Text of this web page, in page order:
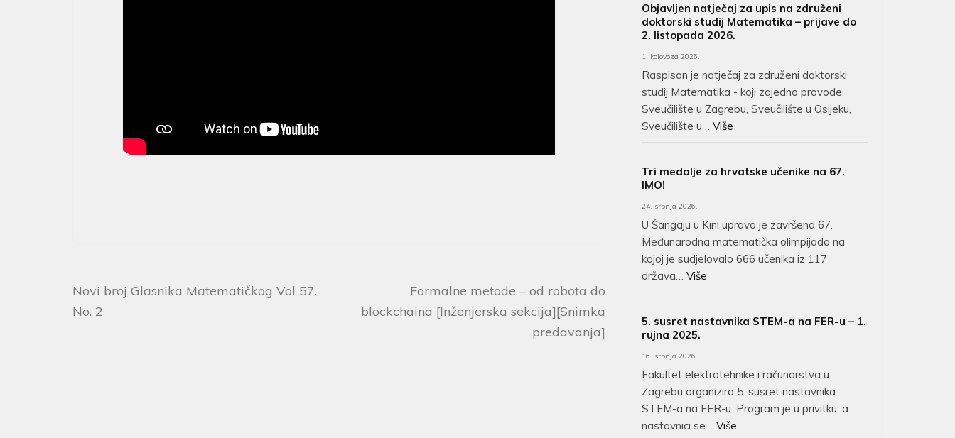
Novi broj Glasnika Matematičkog Vol 57.
No. 2
Formalne metode – od robota do
blockchaina [Inženjerska sekcija][Snimka
predavanja]
Objavljen natječaj za upis na združeni
doktorski studij Matematika – prijave do
2. listopada 2026.
1. kolovoza 2026.
Raspisan je natječaj za združeni doktorski
studij Matematika - koji zajedno provode
Sveučilište u Zagrebu, Sveučilište u Osijeku,
Sveučilište u…Više
Tri medalje za hrvatske učenike na 67.
IMO!
24. srpnja 2026.
U Šangaju u Kini upravo je završena 67.
Međunarodna matematička olimpijada na
kojoj je sudjelovalo 666 učenika iz 117
država…Više
5. susret nastavnika STEM-a na FER-u – 1.
rujna 2025.
16. srpnja 2026.
Fakultet elektrotehnike i računarstva u
Zagrebu organizira 5. susret nastavnika
STEM-a na FER-u. Program je u privitku, a
nastavnici se…Više